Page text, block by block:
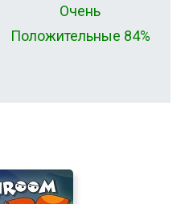
Очень
Положительные 84%